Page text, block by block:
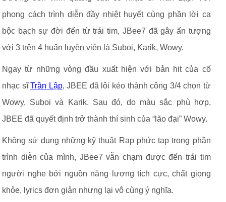
phong cách trình diễn đầy nhiệt huyết cùng phần lời ca
bộc bạch sự đời đến từ trái tim, JBee7 đã gây ấn tượng
với 3 trên 4 huấn luyện viên là Suboi, Karik, Wowy.
Ngay từ những vòng đầu xuất hiện với bản hit của cố
nhạc sĩTrần Lập, JBEE đã lôi kéo thành công 3/4 chọn từ
Wowy, Suboi và Karik. Sau đó, do màu sắc phù hợp,
JBEE đã quyết định trở thành thí sinh của “lão đại” Wowy.
Không sử dụng những kỹ thuật Rap phức tạp trong phần
trình diễn của mình, JBee7 vẫn chạm được đến trái tim
người nghe bởi nguồn năng lượng tích cực, chất giọng
khỏe, lyrics đơn giản nhưng lại vô cùng ý nghĩa.